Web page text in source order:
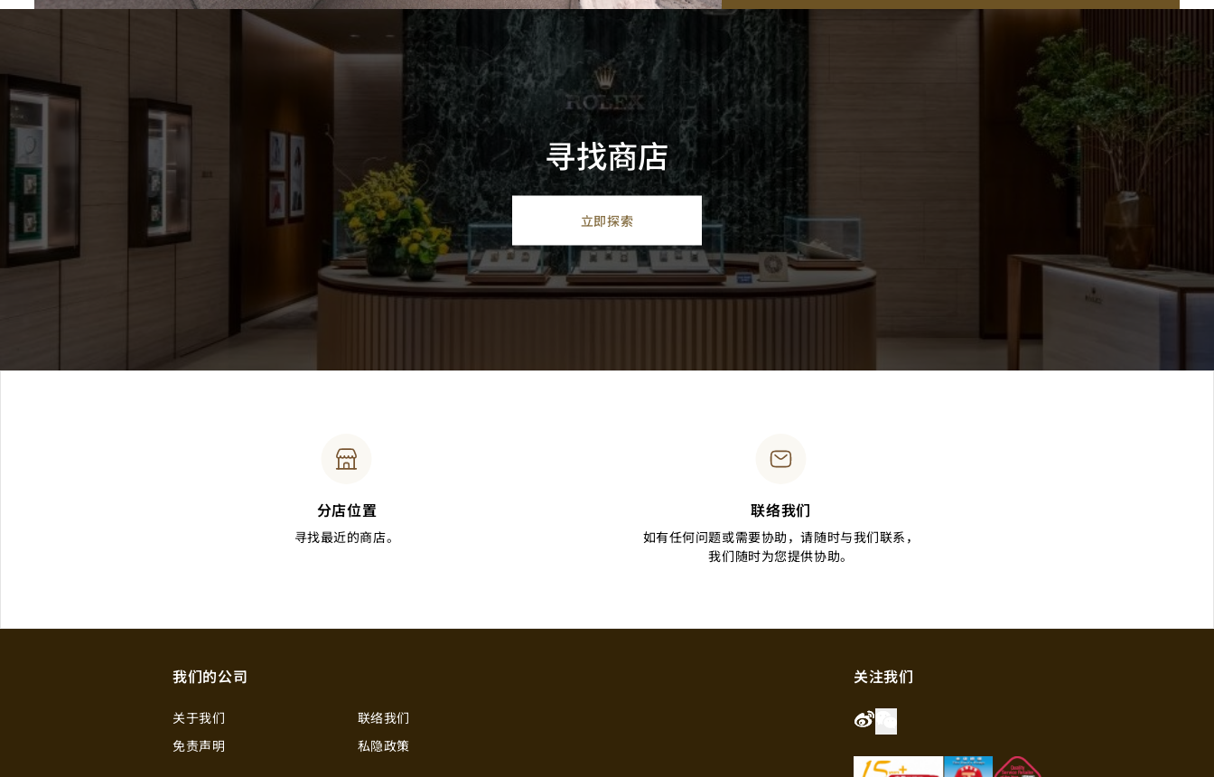
寻找商店
立即探索
分店位置
寻找最近的商店。
联络我们
如有任何问题或需要协助，请随时与我们联系，
我们随时为您提供协助。
我们的公司
关于我们
联络我们
免责声明
私隐政策
关注我们